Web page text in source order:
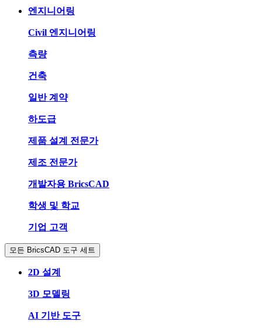
엔지니어링
Civil 엔지니어링
측량
건축
일반 계약
하도급
제품 설계 전문가
제조 전문가
개발자용 BricsCAD
학생 및 학교
기업 고객
모든 BricsCAD 도구 세트
2D 설계
3D 모델링
AI 기반 도구